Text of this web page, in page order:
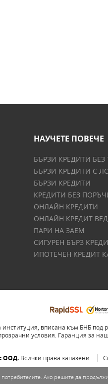
НАУЧЕТЕ ПОВЕЧЕ
БЪРЗИ КРЕДИТИ
БЪРЗИ КРЕДИТИ С
БЪРЗИ КРЕДИТИ
КРЕДИТИ БЕЗ
ОНЛАЙН КРЕДИТИ
ОНЛАЙН КРЕДИТ
ПАРИ НА ЗАЕМ
СИГУРЕН БЪРЗ
ИПОТЕЧЕН КРЕДИТ
вписана към БНБ под
условия. Гаранция за
ООД. Всички права запазени.
Ако решите да